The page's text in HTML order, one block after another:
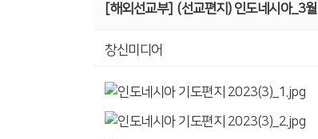
[해외선교부] (선교편지) 인도네시아_3월
창신미디어